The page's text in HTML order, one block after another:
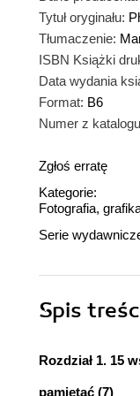
Tytuł oryginału:
Tłumaczenie:
ISBN Książki
Data wydania
Format: B6
Numer z
Zgłoś erratę
Kategorie:
Fotografia,
Serie
Spis
Rozdział 1. 15
pamiętać (7)